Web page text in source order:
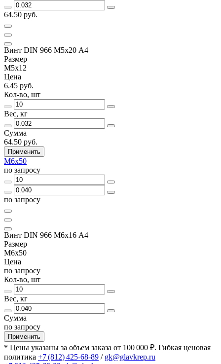
64.50 руб.
Винт DIN 966 М5х20 А4
Размер
М5х12
Цена
6.45 руб.
Кол-во, шт
Вес, кг
Сумма
64.50 руб.
Применить
М6х50
по запросу
по запросу
Винт DIN 966 М6х16 А4
Размер
М6х50
Цена
по запросу
Кол-во, шт
Вес, кг
Сумма
по запросу
Применить
* Цены указаны за объем заказа от 100 000 ₽. Гибкая ценовая
политика +7 (812) 425-68-89 / gk@glavkrep.ru